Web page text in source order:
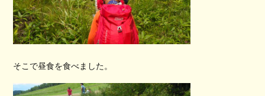
そこで昼食を食べました。